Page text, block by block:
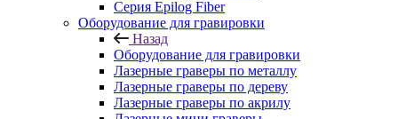
Серия Epilog Fiber
Оборудование для гравировки
Назад
Оборудование для гравировки
Лазерные граверы по металлу
Лазерные граверы по дереву
Лазерные граверы по акрилу